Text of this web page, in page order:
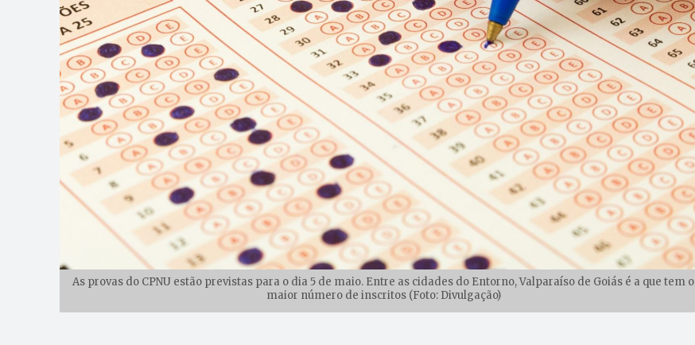
As provas do CPNU estão previstas para o dia 5 de maio. Entre as cidades do Entorno, Valparaíso de Goiás é a que tem o
maior número de inscritos (Foto: Divulgação)